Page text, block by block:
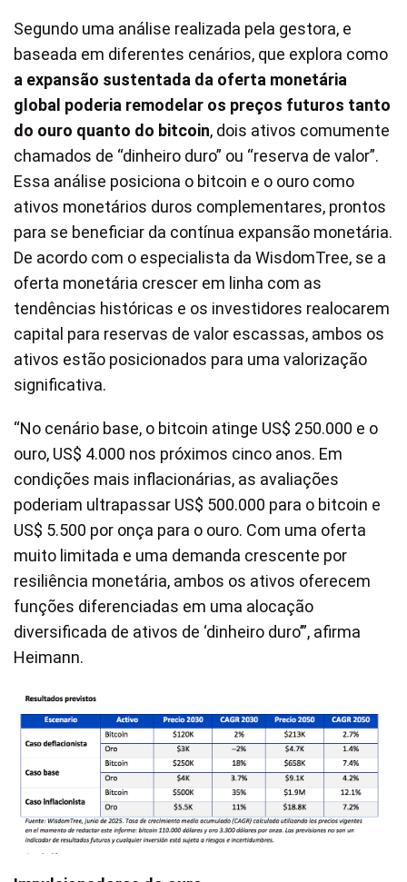
Segundo uma análise realizada pela gestora, e
baseada em diferentes cenários, que explora como
a expansão sustentada da oferta monetária
global poderia remodelar os preços futuros tanto
do ouro quanto do bitcoin, dois ativos comumente
chamados de “dinheiro duro” ou “reserva de valor”.
Essa análise posiciona o bitcoin e o ouro como
ativos monetários duros complementares, prontos
para se beneficiar da contínua expansão monetária.
De acordo com o especialista da WisdomTree, se a
oferta monetária crescer em linha com as
tendências históricas e os investidores realocarem
capital para reservas de valor escassas, ambos os
ativos estão posicionados para uma valorização
significativa.
“No cenário base, o bitcoin atinge US$ 250.000 e o
ouro, US$ 4.000 nos próximos cinco anos. Em
condições mais inflacionárias, as avaliações
poderiam ultrapassar US$ 500.000 para o bitcoin e
US$ 5.500 por onça para o ouro. Com uma oferta
muito limitada e uma demanda crescente por
resiliência monetária, ambos os ativos oferecem
funções diferenciadas em uma alocação
diversificada de ativos de ‘dinheiro duro’”, afirma
Heimann.